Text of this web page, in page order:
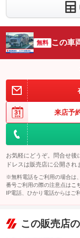
す。※人気
ださい。
保証項目 -
修理回数・
上限金額
-
保証修理受
付先
-
ロードサー
ビスの有無
無し
パック内容
保証
保証項目
修理回数・
上限金額
保証修理受
付先
ロードサー
ビスの有無
無し
こ
車両本体価
格
ＪＡＦは
サービス
閉じこみ」
ブのお供に
保証 保証無
保証項目 -
修理回数・
上限金額
-
免責金 無し
保証修理受
付先
-
無料 この車
来店予
お気軽にどうぞ。問合せ後
ドレスは販売店に公開され
※無料電話をご利用の場合は
番号ご利用の際の注意点は こ
IP電話、ひかり電話からはご
この販売店